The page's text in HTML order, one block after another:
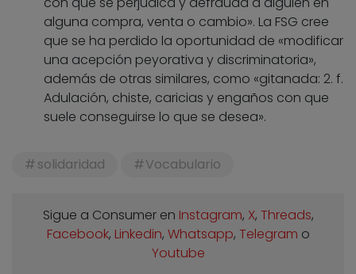
alguna compra, venta o cambio». La FSG cree
que se ha perdido la oportunidad de «modificar
una acepción peyorativa y discriminatoria»,
además de otras similares, como «gitanada: 2. f.
Adulación, chiste, caricias y engaños con que
suele conseguirse lo que se desea».
solidaridad Vocabulario
Sigue a Consumer en Instagram, X, Threads,
Facebook, Linkedin, Whatsapp, Telegram o
Youtube